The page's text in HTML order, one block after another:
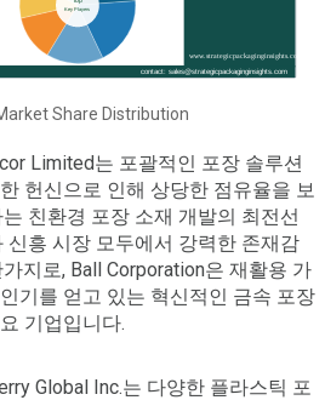
Share Distribution
Limited는 포괄적인 포장 솔루션
헌신으로 인해 상당한 점유율을 보
친환경 포장 소재 개발의 최전선
신흥 시장 모두에서 강력한 존재감
지로, Ball Corporation은 재활용 가
기를 얻고 있는 혁신적인 금속 포장
기업입니다.
Global Inc.는 다양한 플라스틱 포